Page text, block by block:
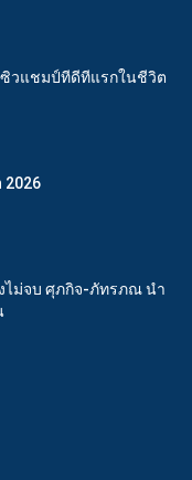
วแชมป์ทีดีทีแรกในชีวิต
2026
ไม่จบ ศุภกิจ-ภัทรภณ นำ